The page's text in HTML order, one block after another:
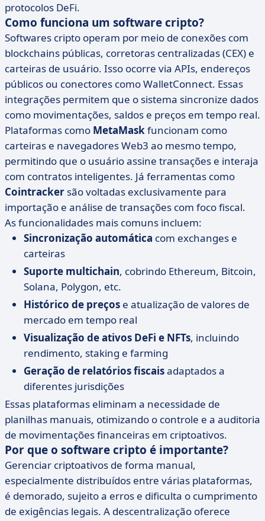
protocolos DeFi.
Como funciona um software cripto?
Softwares cripto operam por meio de conexões com
blockchains públicas, corretoras centralizadas (CEX) e
carteiras de usuário. Isso ocorre via APIs, endereços
públicos ou conectores como WalletConnect. Essas
integrações permitem que o sistema sincronize dados
como movimentações, saldos e preços em tempo real.
Plataformas como MetaMaskfuncionam como
carteiras e navegadores Web3 ao mesmo tempo,
permitindo que o usuário assine transações e interaja
com contratos inteligentes. Já ferramentas como
Cointracker são voltadas exclusivamente para
importação e análise de transações com foco fiscal.
As funcionalidades mais comuns incluem:
Sincronização automática com exchanges e
carteiras
Suporte multichain, cobrindo Ethereum, Bitcoin,
Solana, Polygon, etc.
Histórico de preços e atualização de valores de
mercado em tempo real
Visualização de ativos DeFi e NFTs, incluindo
rendimento, staking e farming
Geração de relatórios fiscaisadaptados a
diferentes jurisdições
Essas plataformas eliminam a necessidade de
planilhas manuais, otimizando o controle e a auditoria
de movimentações financeiras em criptoativos.
Por que o software cripto é importante?
Gerenciar criptoativos de forma manual,
especialmente distribuídos entre várias plataformas,
é demorado, sujeito a erros e dificulta o cumprimento
de exigências legais. A descentralização oferece